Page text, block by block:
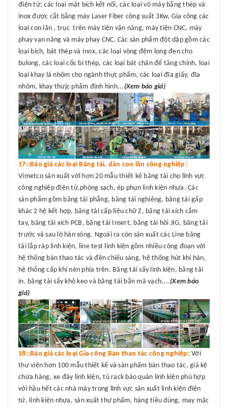
điện tử; các loại mặt bích kết nối, các loại vỏ máy bằng thép và
inox được cắt bằng máy Laser Fiber công suất 3Kw, Gia công các
loại con lăn , trục trên máy tiện vận năng, máy tiện CNC, máy
phay vạn năng và máy phay CNC. Các sản phẩm đột dập gồm các
loại bích, bát thép và Inox, các loại vòng đệm long đen cho
bulong, các loại cốc bi thép, các loại bát chân đế tăng chỉnh, loại
loại khay lá nhôm cho ngành thực phẩm, các loại đĩa giấy, đĩa
nhôm, khay thưjc phẩm định hình... (Xem báo giá)
17::Báo giá các loại Băng tải, dàn con lăn công nghiệp:
Vimetco sản xuất với hơn 20 mẫu thiết kế băng tải cho lĩnh vực
công nghiệp điện tử,phòng sạch, ép phun linh kiện nhựa. Các
sản phẩm gồm băng tải phẳng, băng tải nghiêng, băng tải gấp
khác 2 hệ kết hợp, băng tải cấp liệu chữ Z, băng tải xích cắm
tay, băng tải xích PCB, băng tải Insert, băng tải hồi JIG, băng tải
trước và sau lò hàn sóng. Ngoài ra còn sản xuất các Line băng
tải lắp ráp linh kiện, line test linh kiện gồm nhiều công đoạn với
hệ thống bàn thao tác và đền chiếu sáng, hệ thống hút khí hàn,
hệ thống cấp khí nén phía trên. Băng tải sấy linh kiện, băng tải
in. băng tải sấy khô keo và băng tải bắn mã vạch,...(Xem báo
giá)
18::Báo giá các loại Gia công Bàn thao tác công nghiệp: Với
thư viện hơn 100 mẫu thiết kế và sản phẩm bàn thao tác, giá kệ
chứa hàng, xe đảy linh kiện, tủ rack bảo quản linh kiện phù hợp
với hầu hết các nhà máy trong lĩnh vực sản xuất linh kiện điện
tử, linh kiện nhựa, sản xuất thự phẩm, hàng tiêu dùng, may mặc